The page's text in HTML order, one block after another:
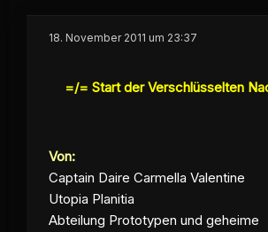
18. November 2011 um 23:37
=/= Start der Verschlüsselten
Von:
Captain Daire Carmella Valentine
Utopia Planitia
Abteilung Prototypen und geheime